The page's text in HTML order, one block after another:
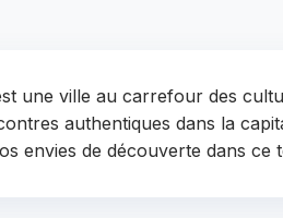
une ville au carrefour des
authentiques dans la
envies de découverte dans